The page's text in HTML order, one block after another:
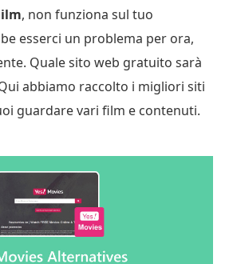
, non funziona sul tuo
esserci un problema per ora,
Quale sito web gratuito sarà
abbiamo raccolto i migliori siti
guardare vari film e contenuti.